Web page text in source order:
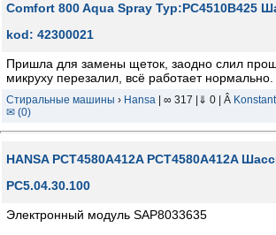
Comfort 800 Aqua Spray Typ:PC4510B425
kod: 42300021
Пришла для замены щеток, заодно слил
микруху перезалил, всё работает нормально.
Стиральные машины › Hansa | ∞ 317 |⇓ 0 | Â
✉ (0)
HANSA PCT4580A412A PCT4580A412A
PC5.04.30.100
Электронный модуль SAP8033635